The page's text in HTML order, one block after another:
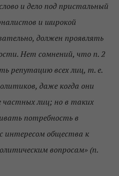
и дело под пристальный
и широкой
должен проявлять
Нет сомнений, что п. 2
репутацию всех лиц, т. е.
даже когда они
лиц; но в таких
потребность в
интересом общества к
вопросам» (п.